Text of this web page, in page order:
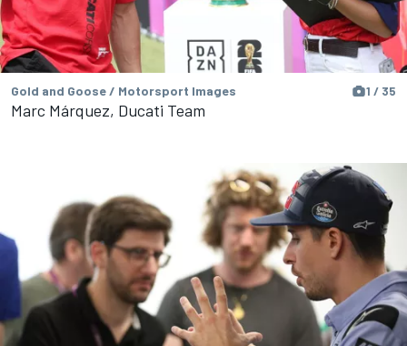
Gold and Goose / Motorsport Images 1 / 35
Marc Márquez, Ducati Team